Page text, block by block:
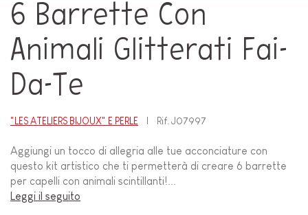
6 Barrette Con
Animali Glitterati Fai-
Da-Te
"LES ATELIERS BIJOUX" E PERLE Rif.J07997
Aggiungi un tocco di allegria alle tue acconciature con
questo kit artistico che ti permetterà di creare 6 barrette
per capelli con animali scintillanti!...
Leggi il seguito